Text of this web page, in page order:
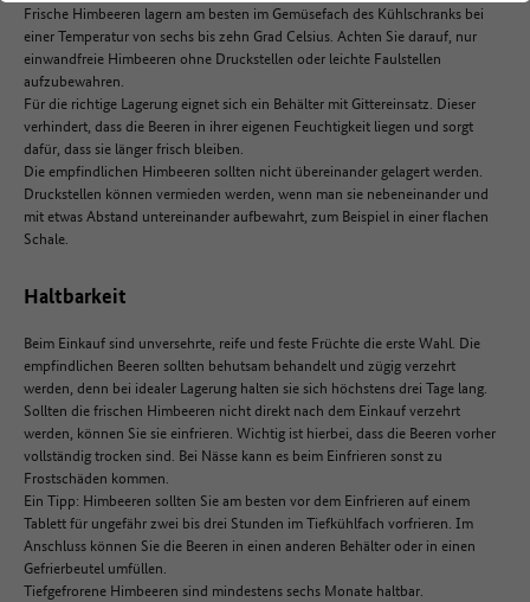
Frische Himbeeren lagern am besten im Gemüsefach des Kühlschranks bei
einer Temperatur von sechs bis zehn Grad Celsius. Achten Sie darauf, nur
einwandfreie Himbeeren ohne Druckstellen oder leichte Faulstellen
aufzubewahren.
Für die richtige Lagerung eignet sich ein Behälter mit Gittereinsatz. Dieser
verhindert, dass die Beeren in ihrer eigenen Feuchtigkeit liegen und sorgt
dafür, dass sie länger frisch bleiben.
Die empfindlichen Himbeeren sollten nicht übereinander gelagert werden.
Druckstellen können vermieden werden, wenn man sie nebeneinander und
mit etwas Abstand untereinander aufbewahrt, zum Beispiel in einer flachen
Schale.
Haltbarkeit
Beim Einkauf sind unversehrte, reife und feste Früchte die erste Wahl. Die
empfindlichen Beeren sollten behutsam behandelt und zügig verzehrt
werden, denn bei idealer Lagerung halten sie sich höchstens drei Tage lang.
Sollten die frischen Himbeeren nicht direkt nach dem Einkauf verzehrt
werden, können Sie sie einfrieren. Wichtig ist hierbei, dass die Beeren vorher
vollständig trocken sind. Bei Nässe kann es beim Einfrieren sonst zu
Frostschäden kommen.
Ein Tipp: Himbeeren sollten Sie am besten vor dem Einfrieren auf einem
Tablett für ungefähr zwei bis drei Stunden im Tiefkühlfach vorfrieren. Im
Anschluss können Sie die Beeren in einen anderen Behälter oder in einen
Gefrierbeutel umfüllen.
Tiefgefrorene Himbeeren sind mindestens sechs Monate haltbar.